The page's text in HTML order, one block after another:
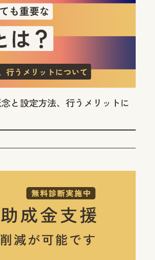
と設定方法、行うメリットに